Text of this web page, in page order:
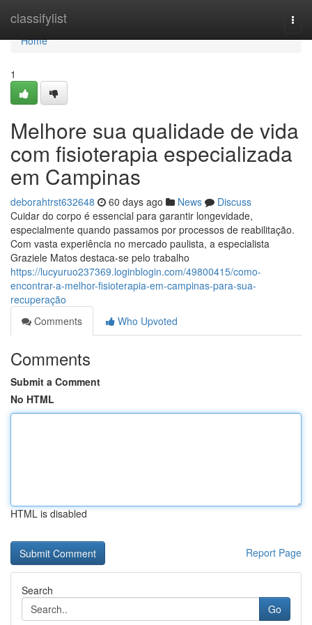
classifylist
Home
Home
1
Melhore sua qualidade de vida
com fisioterapia especializada
em Campinas
deborahtrst632648 60 days ago News
Discuss
Cuidar do corpo é essencial para garantir longevidade,
especialmente quando passamos por processos de reabilitação.
Com vasta experiência no mercado paulista, a especialista
Graziele Matos destaca-se pelo trabalho
https://lucyuruo237369.loginblogin.com/49800415/como-
encontrar-a-melhor-fisioterapia-em-campinas-para-sua-
recuperação
Comments
Who Upvoted
Comments
Submit a Comment
No HTML
HTML is disabled
Report Page
Search
Go